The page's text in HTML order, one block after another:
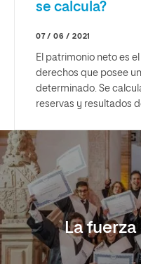
se calcula?
07 / 06 / 2021
El patrimonio neto es
derechos que posee
determinado. Se
reservas y resultados
La